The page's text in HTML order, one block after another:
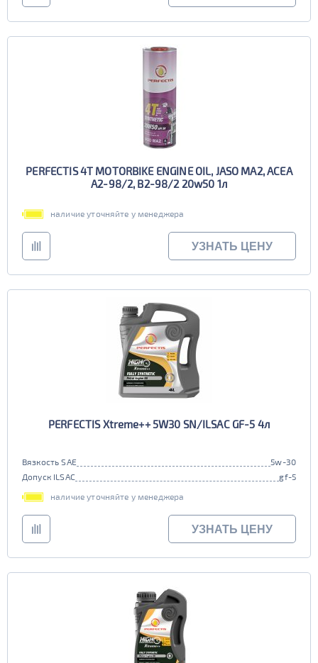
PERFECTIS 4T MOTORBIKE ENGINE OIL, JASO MA2, ACEA
A2-98/2, B2-98/2 20w50 1л
наличие уточняйте у менеджера
УЗНАТЬ ЦЕНУ
PERFECTIS Xtreme++ 5W30 SN/ILSAC GF-5 4л
Вязкость SAE
5w-30
Допуск ILSAC
gf-5
наличие уточняйте у менеджера
УЗНАТЬ ЦЕНУ